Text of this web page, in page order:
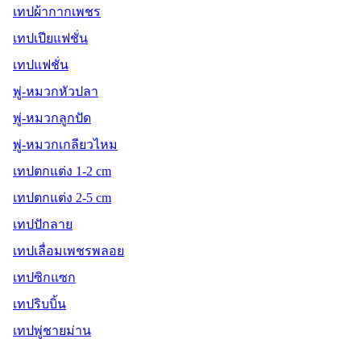
เทปผ้ากากเพชร
เทปเปียแฟชั่น
เทปแฟชั่น
พู่-หมวกหัวปลา
พู่-หมวกลูกปัด
พู่-หมวกเกลียวไหม
เทปตกแต่ง 1-2 cm
เทปตกแต่ง 2-5 cm
เทปปักลาย
เทปเลื่อมเพชรพลอย
เทปซิกแซก
เทปริบบิ้น
เทปพู่ชายม่าน